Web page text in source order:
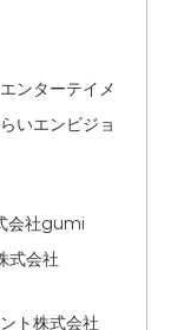
ンターテイメ
いエンビジョ
会社gumi
式会社
ト株式会社